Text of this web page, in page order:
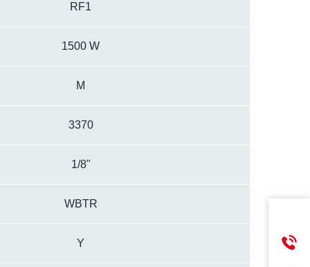
RF1
1500 W
M
3370
1/8"
WBTR
Y